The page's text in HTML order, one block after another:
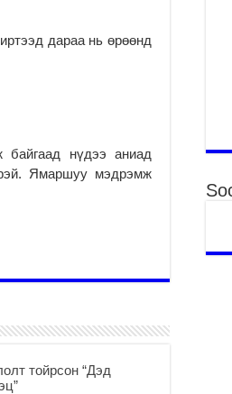
дараа нь өрөөнд
нүдээ аниад
Ямаршуу мэдрэмж
тойрсон “Дэд